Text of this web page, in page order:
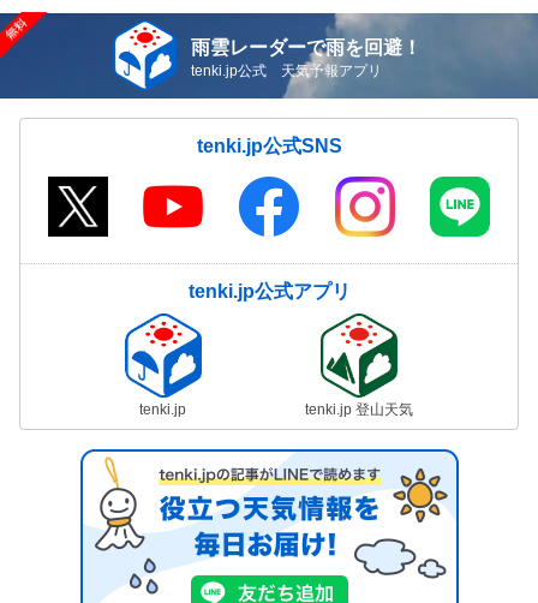
雨雲レーダーで雨を回避！
tenki.jp公式 天気予報アプリ
tenki.jp公式SNS
tenki.jp公式アプリ
tenki.jp tenki.jp 登山天気